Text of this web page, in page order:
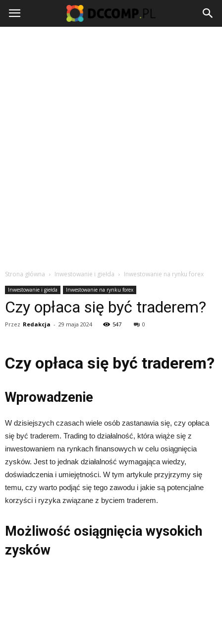
Strona główna Inwestowanie i giełda Inwestowanie na rynku forex
Inwestowanie i giełda Inwestowanie na rynku forex
Czy opłaca się być traderem?
Przez Redakcja - 29 maja 2024 547 0
Czy opłaca się być traderem?
Wprowadzenie
W dzisiejszych czasach wiele osób zastanawia się, czy opłaca
się być traderem. Trading to działalność, która wiąże się z
inwestowaniem na rynkach finansowych w celu osiągnięcia
zysków. Jest to jednak działalność wymagająca wiedzy,
doświadczenia i umiejętności. W tym artykule przyjrzymy się
temu, czy warto podjąć się tego zawodu i jakie są potencjalne
korzyści i ryzyka związane z byciem traderem.
Możliwość osiągnięcia wysokich
zysków